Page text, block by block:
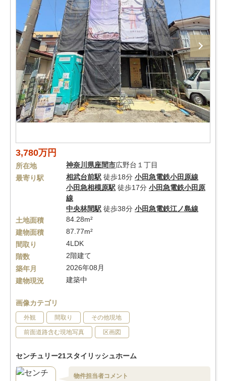
3,780万円
所在地 神奈川県座間市広野台１丁目
最寄り駅
相武台前駅 徒歩18分 小田急電鉄小田原線
小田急相模原駅 徒歩17分 小田急電鉄小田原
線
中央林間駅 徒歩38分 小田急電鉄江ノ島線
土地面積
84.28m²
建物面積
87.77m²
間取り
4LDK
階数
2階建て
築年月
2026年08月
建物現況
建築中
画像カテゴリ
外観 間取り その他現地
前面道路含む現地写真 区画図
センチュリー21スタイリッシュホーム
物件担当者コメント